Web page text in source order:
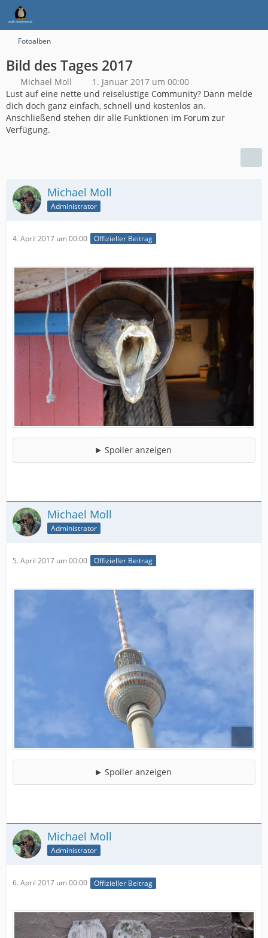
Fotoalben
Bild des Tages 2017
Michael Moll
1. Januar 2017 um 00:00
Lust auf eine nette und reiselustige Community? Dann melde
dich doch ganz einfach, schnell und kostenlos an.
Anschließend stehen dir alle Funktionen im Forum zur
Verfügung.
Michael Moll
Administrator
4. April 2017 um 00:00 Offizieller Beitrag
Spoiler anzeigen
Michael Moll
Administrator
5. April 2017 um 00:00 Offizieller Beitrag
Spoiler anzeigen
Michael Moll
Administrator
6. April 2017 um 00:00 Offizieller Beitrag